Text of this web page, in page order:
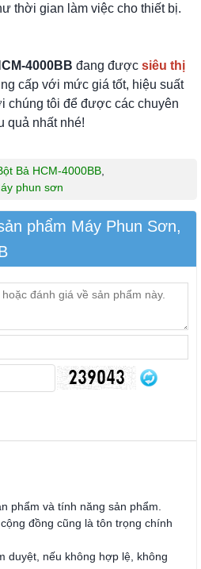
thời gian làm việc cho thiết bị.
4000BB đang được siêu thị
cấp với mức giá tốt, hiệu suất
chúng tôi để được các chuyên
quả nhất nhé!
Bả HCM-4000BB,
phun sơn
phẩm Máy Phun Sơn,
phẩm và tính năng sản phẩm.
đồng cũng là tôn trọng chính
duyệt, nếu không hợp lệ, không